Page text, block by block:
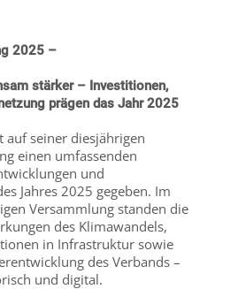
2025 –
stärker – Investitionen,
prägen das Jahr 2025
auf seiner diesjährigen
einen umfassenden
und
Jahres 2025 gegeben. Im
Versammlung standen die
des Klimawandels,
in Infrastruktur sowie
des Verbands –
und digital.